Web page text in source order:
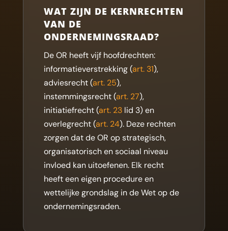
WAT ZIJN DE KERNRECHTEN
VAN DE
ONDERNEMINGSRAAD?
De OR heeft vijf hoofdrechten:
informatieverstrekking (art. 31),
adviesrecht (art. 25),
instemmingsrecht (art. 27),
initiatiefrecht (art. 23lid 3) en
overlegrecht (art. 24). Deze rechten
zorgen dat de OR op strategisch,
organisatorisch en sociaal niveau
invloed kan uitoefenen. Elk recht
heeft een eigen procedure en
wettelijke grondslag in de Wet op de
ondernemingsraden.